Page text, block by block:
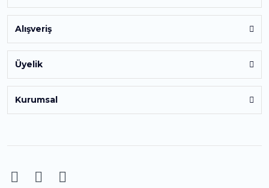
Alışveriş
Üyelik
Kurumsal